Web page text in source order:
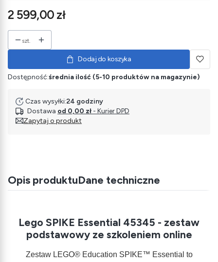
Cena
2 599,00 zł
szt.
Dodaj do koszyka
Dostępność:średnia ilość (5-10 produktów na magazynie)
Czas wysyłki:24 godziny
Dostawa od 0,00 zł - Kurier DPD
Zapytaj o produkt
Opis produktuDane techniczne
Lego SPIKE Essential 45345 - zestaw
podstawowy ze szkoleniem online
Zestaw LEGO® Education SPIKE™ Essential to